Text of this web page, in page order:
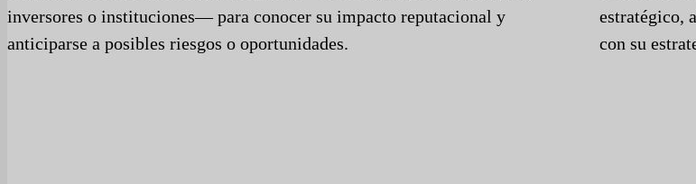
inversores o instituciones— para conocer su impacto reputacional y
anticiparse a posibles riesgos o oportunidades.
estratégico,
con su